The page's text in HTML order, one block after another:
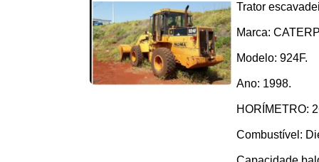
Trator
Marca:
Modelo: 924F.
Ano: 1998.
HORÍMETRO:
Combustível: